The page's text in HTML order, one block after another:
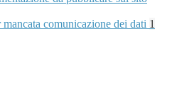
mancata comunicazione dei dati 1